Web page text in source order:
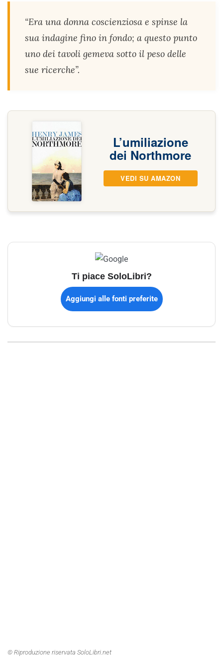
“Era una donna coscienziosa e spinse la
sua indagine fino in fondo; a questo punto
uno dei tavoli gemeva sotto il peso delle
sue ricerche”.
L’umiliazione
dei Northmore
VEDI SU AMAZON
Ti piace SoloLibri?
Aggiungi alle fonti preferite
© Riproduzione riservata SoloLibri.net